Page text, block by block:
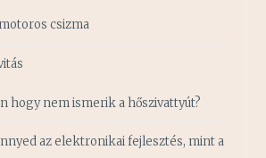
csizma
hogy nem ismerik a hőszivattyút?
az elektronikai fejlesztés, mint a